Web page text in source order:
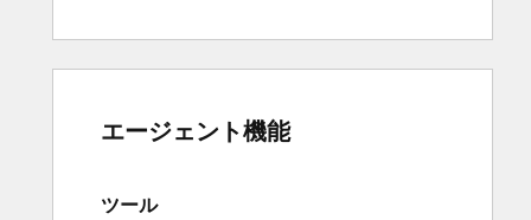
エージェント機能
ツール